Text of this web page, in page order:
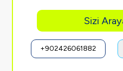
Sizi
+902426061882